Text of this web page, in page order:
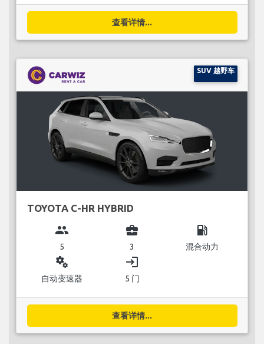
查看详情...
SUV 越野车
TOYOTA C-HR HYBRID
group
5
business_center
3
local_gas_station
混合动力
miscellaneous_services
自动变速器
login
5 门
查看详情...